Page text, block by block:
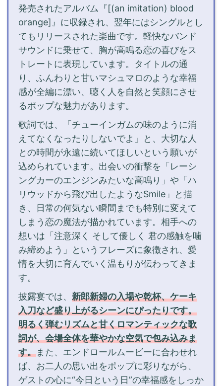
発売されたアルバム『[(an imitation) blood
orange]』に収録され、翌年にはシングルとし
てもリリースされた楽曲です。軽快なバンド
サウンドに乗せて、胸が高鳴る恋の喜びをス
トレートに表現しています。タイトルの通
り、ふんわりと甘いマシュマロのような幸福
感が全編に漂い、聴く人を自然と笑顔にさせ
るポップな魅力があります。
歌詞では、「チューインガムの味のように消
えてなくなったりしないでよ」と、大切な人
との時間が永遠に続いてほしいという願いが
込められています。出会いの衝撃を「レーシ
ングカーのエンジンみたいな高鳴り」や「ハ
リウッドから飛び出したようなSmile」と描
き、日常の何気ない瞬間までも特別に変えて
しまう恋の魔法が描かれています。相手への
想いは「注意深く そして優しく 君の感触を噛
み締めよう」というフレーズに象徴され、愛
情を大切に育んでいく温もりが伝わってきま
す。
披露宴では、 新郎新婦の入場や乾杯、ケーキ
入刀など盛り上がるシーンにぴったりです。
明るく弾むリズムと甘くロマンティックな歌
詞が、会場全体を華やかな空気で包み込みま
す。また、エンドロールムービーに合わせれ
ば、お二人の思い出をポップに彩りながら、
ゲストの心に“今日という日”の幸福感をしっか